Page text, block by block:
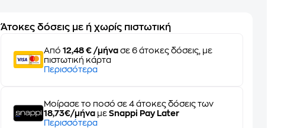
Άτοκες δόσεις με ή χωρίς πιστωτική
Από12,48 € /μήνα σε 6 άτοκες δόσεις, με
πιστωτική κάρτα
Περισσότερα
Μοίρασε το ποσό σε 4 άτοκες δόσεις των
18,73€/μήνα μεSnappi Pay Later
Περισσότερα